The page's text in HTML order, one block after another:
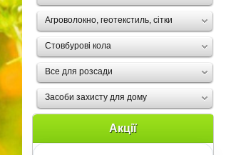
Агроволокно, геотекстиль, сітки
Стовбурові кола
Все для розсади
Засоби захисту для дому
Акції